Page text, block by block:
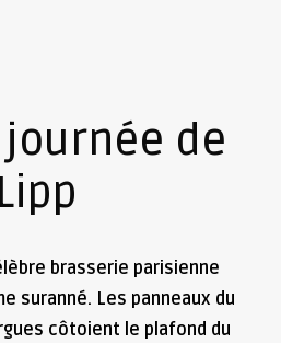
de
Lipp
brasserie parisienne
suranné. Les panneaux du
côtoient le plafond du